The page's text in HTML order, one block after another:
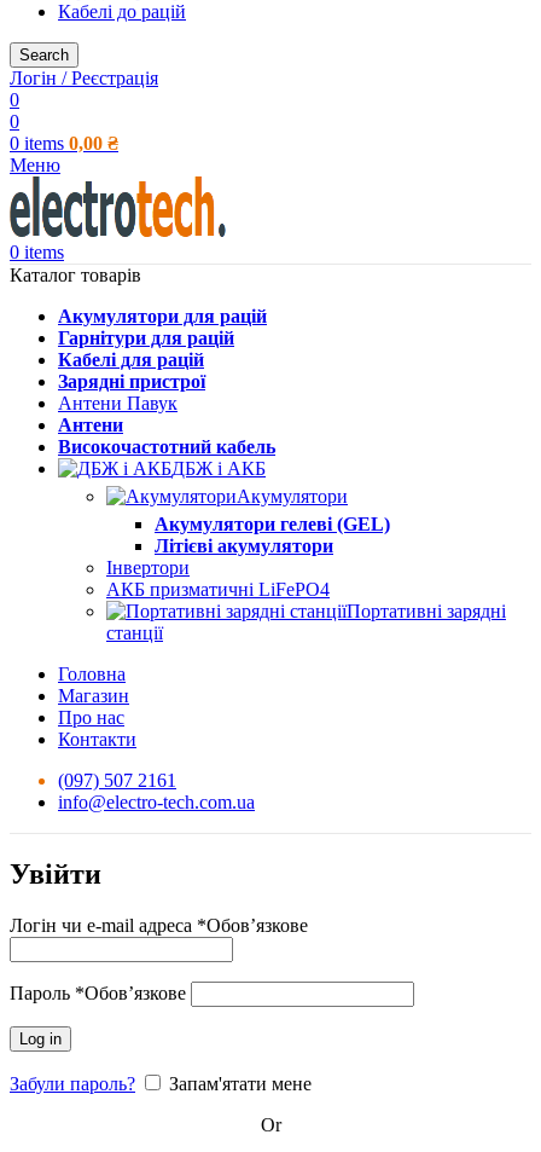
Кабелі до рацій
Search
Логін / Реєстрація
0
0
0 items 0,00 ₴
Меню
0 items
Каталог товарів
Акумулятори для рацій
Гарнітури для рацій
Кабелі для рацій
Зарядні пристрої
Антени Павук
Антени
Високочастотний кабель
ДБЖ і АКБ
Акумулятори
Акумулятори гелеві (GEL)
Літієві акумулятори
Інвертори
АКБ призматичні LiFePO4
Портативні зарядні
станції
Головна
Магазин
Про нас
Контакти
(097) 507 2161
info@electro-tech.com.ua
Увійти
Логін чи e-mail адреса *Обов’язкове
Пароль *Обов’язкове
Log in
Забули пароль?
Запам'ятати мене
Or